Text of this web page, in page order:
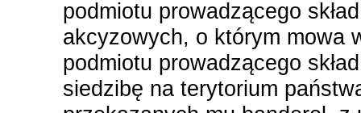
podmiotu prowadzącego
akcyzowych, o którym mowa
podmiotu prowadzącego
siedzibę na terytorium